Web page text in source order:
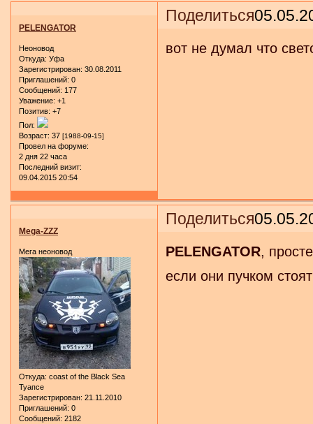
Поделиться
PELENGATOR
Неоновод
Откуда: Уфа
Зарегистрирован: 30.08.2011
Приглашений: 0
Сообщений: 177
Уважение: +1
Позитив: +7
Пол:
Возраст: 37 [1988-09-15]
Провел на форуме:
2 дня 22 часа
Последний визит:
09.04.2015 20:54
вот не думал что
Поделиться
Mega-ZZZ
Мега неоновод
Откуда: coast of the Black Sea
Туапсе
Зарегистрирован: 21.11.2010
Приглашений: 0
Сообщений: 2182
PELENGATOR,
если они пучком